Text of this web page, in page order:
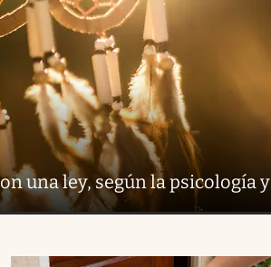
una ley, según la psicología y